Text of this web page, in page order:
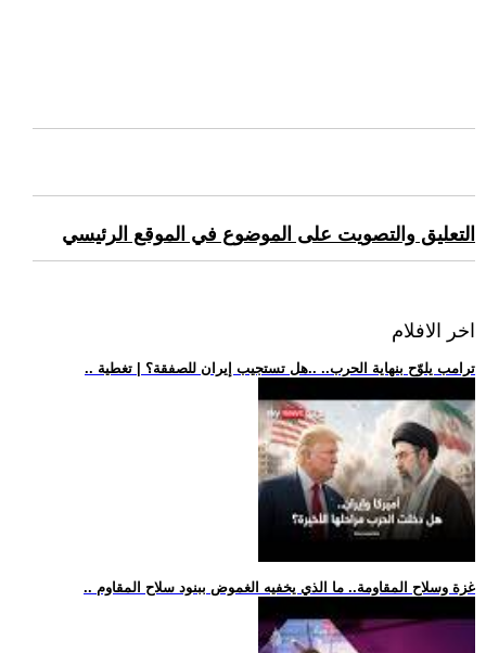
التعليق والتصويت على الموضوع في الموقع الرئيسي
اخر الافلام
.. ترامب يلوّح بنهاية الحرب.. ..هل تستجيب إيران للصفقة؟ | تغطية
.. غزة وسلاح المقاومة.. ما الذي يخفيه الغموض ببنود سلاح المقاوم